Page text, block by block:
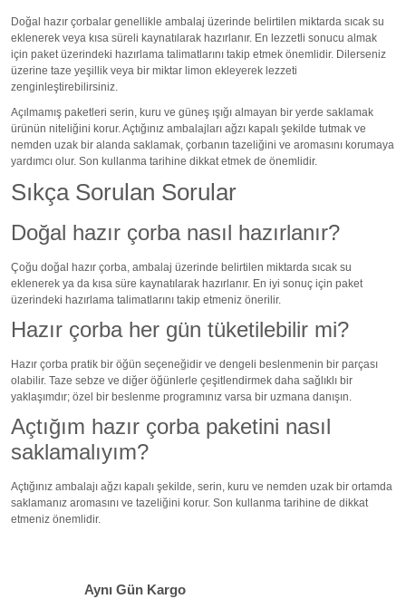
Doğal hazır çorbalar genellikle ambalaj üzerinde belirtilen miktarda sıcak su
eklenerek veya kısa süreli kaynatılarak hazırlanır. En lezzetli sonucu almak
için paket üzerindeki hazırlama talimatlarını takip etmek önemlidir. Dilerseniz
üzerine taze yeşillik veya bir miktar limon ekleyerek lezzeti
zenginleştirebilirsiniz.
Açılmamış paketleri serin, kuru ve güneş ışığı almayan bir yerde saklamak
ürünün niteliğini korur. Açtığınız ambalajları ağzı kapalı şekilde tutmak ve
nemden uzak bir alanda saklamak, çorbanın tazeliğini ve aromasını korumaya
yardımcı olur. Son kullanma tarihine dikkat etmek de önemlidir.
Sıkça Sorulan Sorular
Doğal hazır çorba nasıl hazırlanır?
Çoğu doğal hazır çorba, ambalaj üzerinde belirtilen miktarda sıcak su
eklenerek ya da kısa süre kaynatılarak hazırlanır. En iyi sonuç için paket
üzerindeki hazırlama talimatlarını takip etmeniz önerilir.
Hazır çorba her gün tüketilebilir mi?
Hazır çorba pratik bir öğün seçeneğidir ve dengeli beslenmenin bir parçası
olabilir. Taze sebze ve diğer öğünlerle çeşitlendirmek daha sağlıklı bir
yaklaşımdır; özel bir beslenme programınız varsa bir uzmana danışın.
Açtığım hazır çorba paketini nasıl
saklamalıyım?
Açtığınız ambalajı ağzı kapalı şekilde, serin, kuru ve nemden uzak bir ortamda
saklamanız aromasını ve tazeliğini korur. Son kullanma tarihine de dikkat
etmeniz önemlidir.
Aynı Gün Kargo